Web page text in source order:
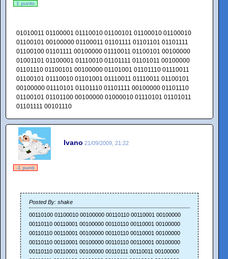
1 punto
01010011 01100001 01110010 01100101 01100010 01100010
01100101 00100000 01100011 01101111 01101101 01101111
01100100 01101111 00100000 01110011 01100101 00100000
01001101 01100001 01110010 01101111 01101011 00100000
01101110 01100101 00100000 01101001 01101110 01110011
01100101 01110010 01101001 01110011 01110011 01100101
00100000 01110101 01101110 01101111 00100000 01101110
01100101 01101100 00100000 01000010 01110101 01101011
01101111 00101110
Ivano 21/09/2009, 21:22
-1 punti
Posted By: shake
00110100 01100010 00100000 00110110 00110001 00100000
00110110 00110001 00100000 00110110 00110001 00100000
00110110 00110001 00100000 00110110 00110001 00100000
00110110 00110001 00100000 00110110 00110001 00100000
00110110 00110001 00100000 00110111 00110011 00100000